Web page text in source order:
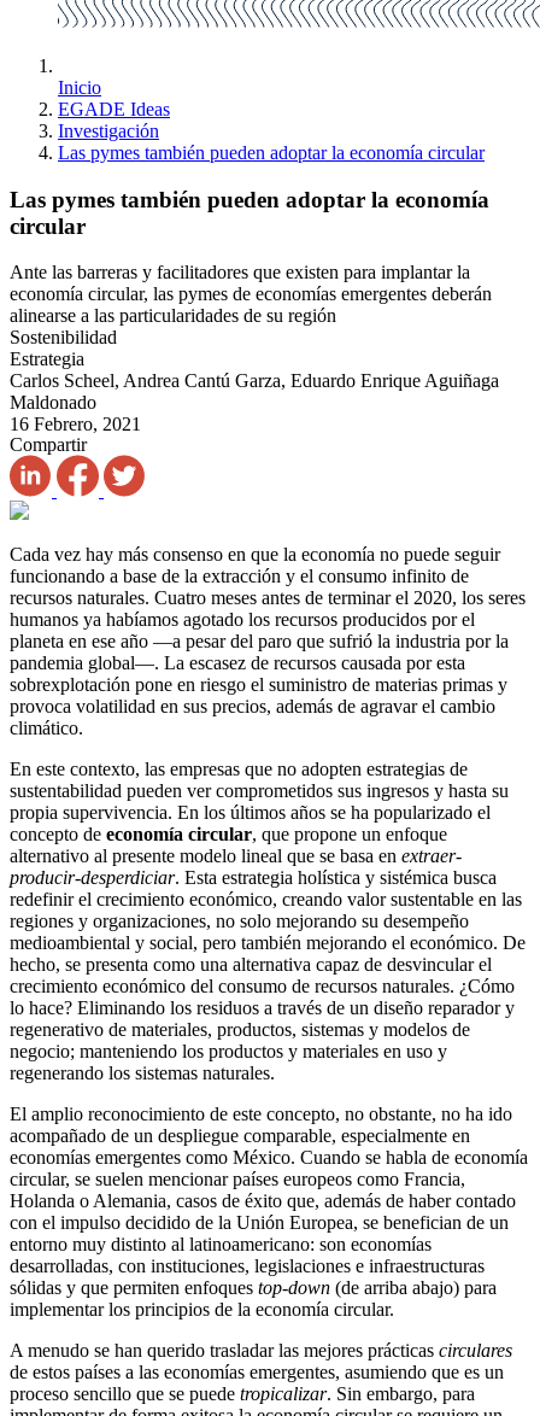
Inicio
EGADE Ideas
Investigación
Las pymes también pueden adoptar la economía circular
Las pymes también pueden adoptar la economía
circular
Ante las barreras y facilitadores que existen para implantar la
economía circular, las pymes de economías emergentes deberán
alinearse a las particularidades de su región
Sostenibilidad
Estrategia
Carlos Scheel, Andrea Cantú Garza, Eduardo Enrique Aguiñaga
Maldonado
16 Febrero, 2021
Compartir
Cada vez hay más consenso en que la economía no puede seguir
funcionando a base de la extracción y el consumo infinito de
recursos naturales. Cuatro meses antes de terminar el 2020, los seres
humanos ya habíamos agotado los recursos producidos por el
planeta en ese año —a pesar del paro que sufrió la industria por la
pandemia global—. La escasez de recursos causada por esta
sobrexplotación pone en riesgo el suministro de materias primas y
provoca volatilidad en sus precios, además de agravar el cambio
climático.
En este contexto, las empresas que no adopten estrategias de
sustentabilidad pueden ver comprometidos sus ingresos y hasta su
propia supervivencia. En los últimos años se ha popularizado el
concepto de economía circular, que propone un enfoque
alternativo al presente modelo lineal que se basa en extraer-
producir-desperdiciar. Esta estrategia holística y sistémica busca
redefinir el crecimiento económico, creando valor sustentable en las
regiones y organizaciones, no solo mejorando su desempeño
medioambiental y social, pero también mejorando el económico. De
hecho, se presenta como una alternativa capaz de desvincular el
crecimiento económico del consumo de recursos naturales. ¿Cómo
lo hace? Eliminando los residuos a través de un diseño reparador y
regenerativo de materiales, productos, sistemas y modelos de
negocio; manteniendo los productos y materiales en uso y
regenerando los sistemas naturales.
El amplio reconocimiento de este concepto, no obstante, no ha ido
acompañado de un despliegue comparable, especialmente en
economías emergentes como México. Cuando se habla de economía
circular, se suelen mencionar países europeos como Francia,
Holanda o Alemania, casos de éxito que, además de haber contado
con el impulso decidido de la Unión Europea, se benefician de un
entorno muy distinto al latinoamericano: son economías
desarrolladas, con instituciones, legislaciones e infraestructuras
sólidas y que permiten enfoques top-down (de arriba abajo) para
implementar los principios de la economía circular.
A menudo se han querido trasladar las mejores prácticas circulares
de estos países a las economías emergentes, asumiendo que es un
proceso sencillo que se puede tropicalizar. Sin embargo, para